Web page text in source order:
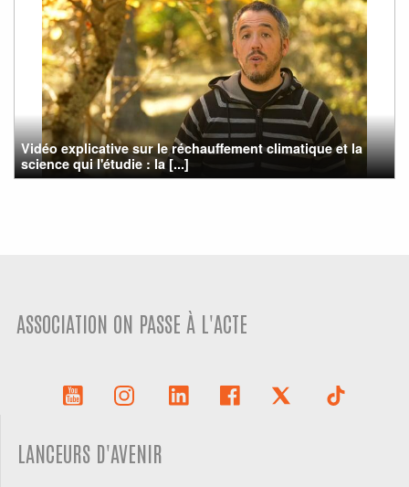
Vidéo explicative sur le réchauffement climatique et la
science qui l'étudie : la [...]
ASSOCIATION ON PASSE À L'ACTE
LANCEURS D'AVENIR